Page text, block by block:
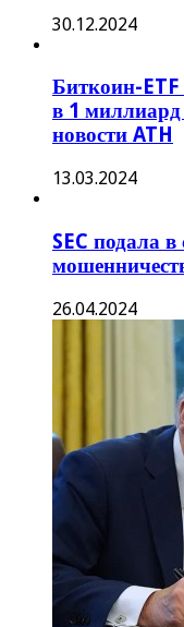
30.12.2024
Биткоин-
в 1 миллиард
новости ATH
13.03.2024
SEC подала
26.04.2024